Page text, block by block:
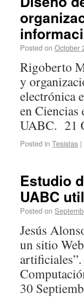
Posted on October
Rigoberto
y
electrónica
en
UABC. 21
Posted in Tesistas |
Estudio
UABC
Posted on
Jesús
un sitio
30